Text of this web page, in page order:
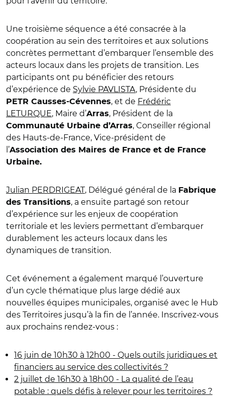
Une troisième séquence a été consacrée à la
coopération au sein des territoires et aux solutions
concrètes permettant d’embarquer l’ensemble des
acteurs locaux dans les projets de transition. Les
participants ont pu bénéficier des retours
d’expérience de Sylvie PAVLISTA, Présidente du
PETR Causses-Cévennes, et de Frédéric
LETURQUE, Maire d’Arras, Président de la
Communauté Urbaine d’Arras, Conseiller régional
des Hauts-de-France, Vice-président de
l’Association des Maires de France et de France
Urbaine.
Julian PERDRIGEAT, Délégué général de la Fabrique
des Transitions, a ensuite partagé son retour
d’expérience sur les enjeux de coopération
territoriale et les leviers permettant d’embarquer
durablement les acteurs locaux dans les
dynamiques de transition.
Cet événement a également marqué l’ouverture
d’un cycle thématique plus large dédié aux
nouvelles équipes municipales, organisé avec le Hub
des Territoires jusqu’à la fin de l’année. Inscrivez-vous
aux prochains rendez-vous :
16 juin de 10h30 à 12h00 - Quels outils juridiques et
financiers au service des collectivités ?
2 juillet de 16h30 à 18h00 - La qualité de l’eau
potable : quels défis à relever pour les territoires ?